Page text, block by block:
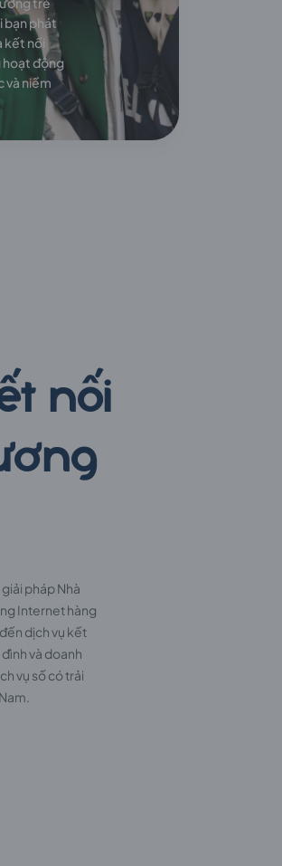
bạn phát
kết nối
hoạt động
và niềm
nối
pháp Nhà
Internet hàng
dịch vụ kết
và doanh
vụ số có trải